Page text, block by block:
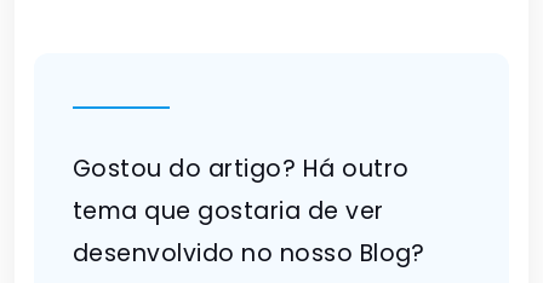
Gostou do artigo? Há outro
tema que gostaria de ver
desenvolvido no nosso Blog?